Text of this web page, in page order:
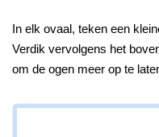
In elk ovaal, teken een
Verdik vervolgens het
om de ogen meer op te